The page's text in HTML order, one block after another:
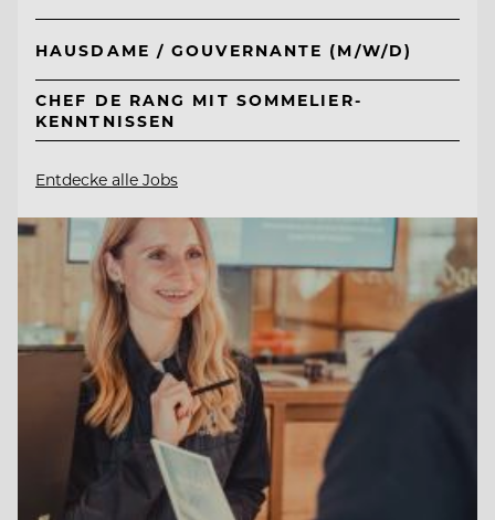
HAUSDAME / GOUVERNANTE (M/W/D)
CHEF DE RANG MIT SOMMELIER-
KENNTNISSEN
Entdecke alle Jobs